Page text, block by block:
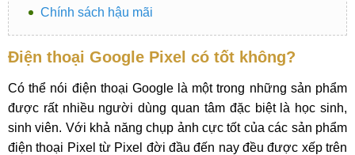
Chính sách hậu mãi
Điện thoại Google Pixel có tốt không?
Có thể nói điện thoại Google là một trong những sản phẩm
được rất nhiều người dùng quan tâm đặc biệt là học sinh,
sinh viên. Với khả năng chụp ảnh cực tốt của các sản phẩm
điện thoại Pixel từ Pixel đời đầu đến nay đều được xếp trên